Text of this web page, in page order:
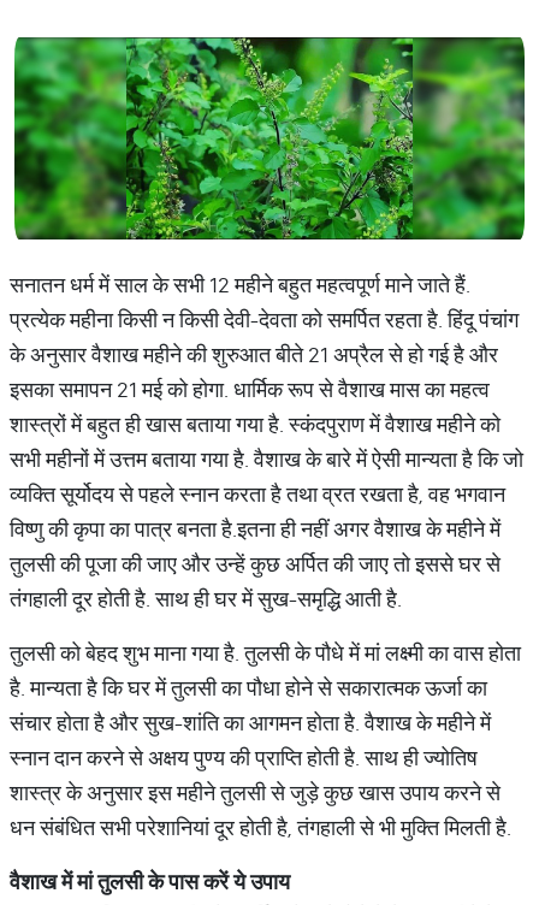
सनातन धर्म में साल के सभी 12 महीने बहुत महत्वपूर्ण माने जाते हैं.
प्रत्येक महीना किसी न किसी देवी-देवता को समर्पित रहता है. हिंदू पंचांग
के अनुसार वैशाख महीने की शुरुआत बीते 21 अप्रैल से हो गई है और
इसका समापन 21 मई को होगा. धार्मिक रूप से वैशाख मास का महत्‍व
शास्‍त्रों में बहुत ही खास बताया गया है. स्कंदपुराण में वैशाख महीने को
सभी महीनों में उत्तम बताया गया है. वैशाख के बारे में ऐसी मान्‍यता है कि जो
व्यक्ति सूर्योदय से पहले स्नान करता है तथा व्रत रखता है, वह भगवान
विष्णु की कृपा का पात्र बनता है.इतना ही नहीं अगर वैशाख के महीने में
तुलसी की पूजा की जाए और उन्हें कुछ अर्पित की जाए तो इससे घर से
तंगहाली दूर होती है. साथ ही घर में सुख-समृद्धि आती है.
तुलसी को बेहद शुभ माना गया है. तुलसी के पौधे में मां लक्ष्मी का वास होता
है. मान्यता है कि घर में तुलसी का पौधा होने से सकारात्मक ऊर्जा का
संचार होता है और सुख-शांति का आगमन होता है. वैशाख के महीने में
स्नान दान करने से अक्षय पुण्य की प्राप्ति होती है. साथ ही ज्योतिष
शास्त्र के अनुसार इस महीने तुलसी से जुड़े कुछ खास उपाय करने से
धन संबंधित सभी परेशानियां दूर होती है, तंगहाली से भी मुक्ति मिलती है.
वैशाखमेंमांतुलसीकेपासकरेंयेउपाय